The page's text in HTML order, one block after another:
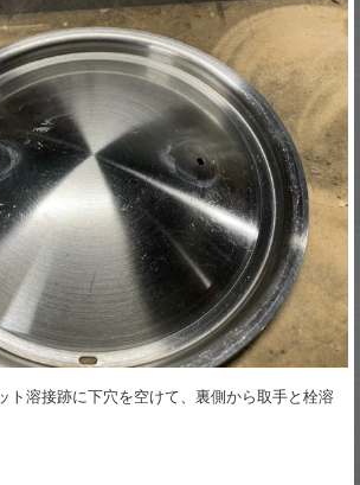
ト溶接跡に下穴を空けて、裏側から取手と栓溶